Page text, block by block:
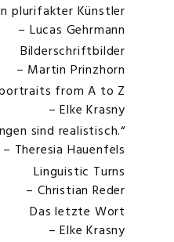
plurifakter Künstler
– Lucas Gehrmann
Bilderschriftbilder
– Martin Prinzhorn
from A to Z
– Elke Krasny
sind realistisch.“
– Theresia Hauenfels
Linguistic Turns
– Christian Reder
Das letzte Wort
– Elke Krasny